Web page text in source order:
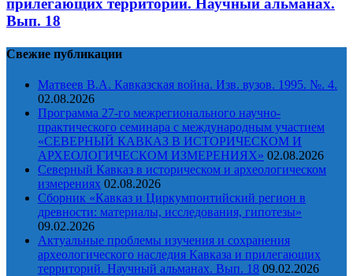
прилегающих территорий. Научный альманах.
Вып. 18
Свежие публикации
Матвеев В.А. Кавказская война. Изв. вузов. 1995. №. 4.
02.08.2026
Программа 27-го межрегионального научно-
практического семинара с международным участием
«СЕВЕРНЫЙ КАВКАЗ В ИСТОРИЧЕСКОМ И
АРХЕОЛОГИЧЕСКОМ ИЗМЕРЕНИЯХ» 02.08.2026
Северный Кавказ в историческом и археологическом
измерениях 02.08.2026
Сборник «Кавказ и Циркумпонтийский регион в
древности: материалы, исследования, гипотезы»
09.02.2026
Актуальные проблемы изучения и сохранения
археологического наследия Кавказа и прилегающих
территорий. Научный альманах. Вып. 18 09.02.2026